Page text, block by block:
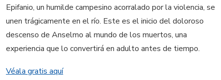
Epifanio, un humilde campesino acorralado por la violencia, se
unen trágicamente en el río. Este es el inicio del doloroso
descenso de Anselmo al mundo de los muertos, una
experiencia que lo convertirá en adulto antes de tiempo.
Véala gratis aquí